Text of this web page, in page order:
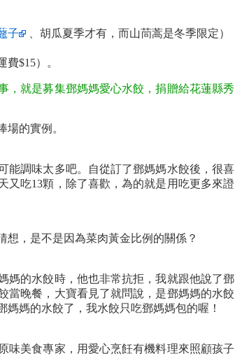
子
、胡瓜夏季才有，而山茼蒿是冬季限定）
$15）。
，就是募集鄧媽媽愛心水餃，捐贈給花蓮縣秀
場的實例。
能調味太多吧。自從訂了鄧媽媽水餃後，很喜
又吃13顆，除了喜歡，為的就是用吃更多來證
，是不是因為菜肉黃金比例的關係？
媽的水餃時，他也非常抗拒，我就跟他說了鄧
當晚餐，大寶看見了就問說，是鄧媽媽的水餃
媽的水餃了，我水餃只吃鄧媽媽包的喔！
味美食專家，用愛心烹飪有機料理來照顧孩子